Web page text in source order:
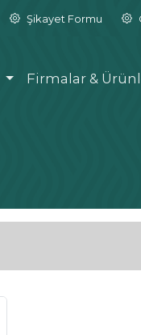
Şikayet Formu
Firmalar &